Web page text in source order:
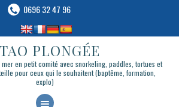
0696 32 47 96
PLONGÉE
en petit comité avec snorkeling, paddles, tortues et
pour ceux qui le souhaitent (baptême, formation,
explo)
PLONGÉE
en petit comité avec snorkeling, paddles, tortues et en
ceux qui le souhaitent (baptême, formation, explo)